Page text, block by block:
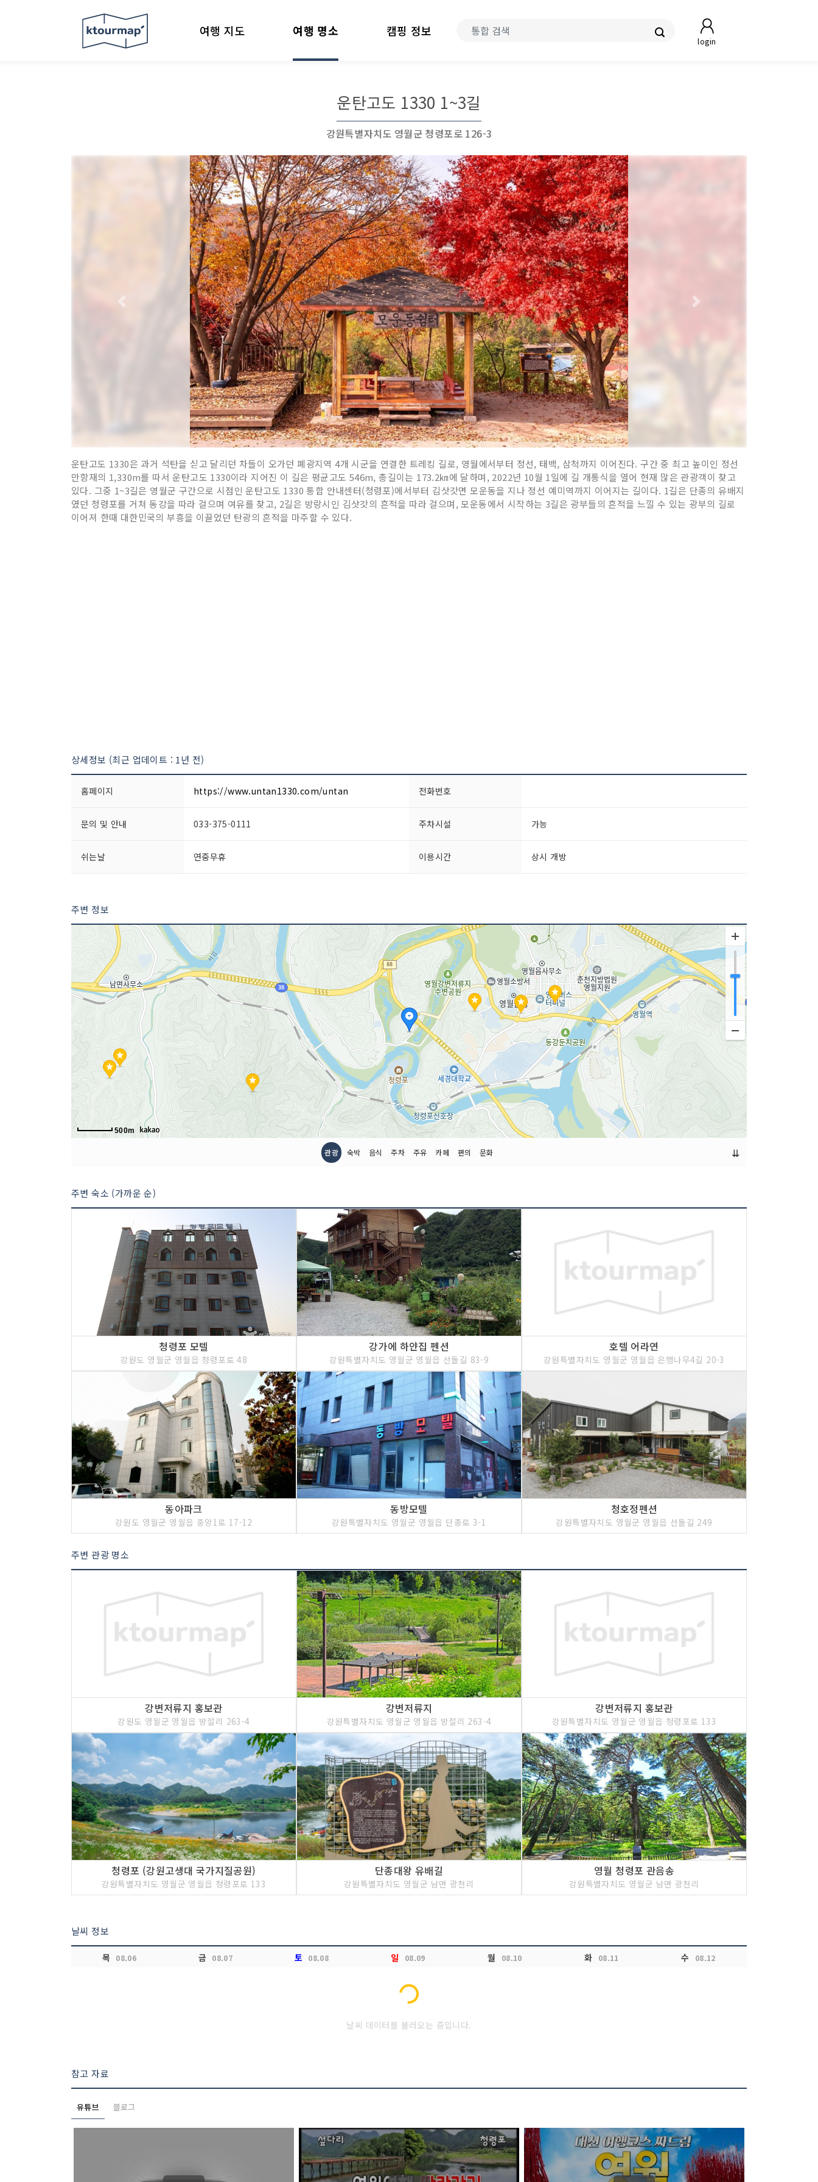
login
여행 지도 여행 명소 캠핑 정보
운탄고도 1330 1~3길
강원특별자치도 영월군 청령포로 126-3
운탄고도 1330은 과거 석탄을 싣고 달리던 차들이 오가던 폐광지역 4개 시군을 연결한 트레킹 길로, 영월에서부터 정선, 태백, 삼척까지 이어진다. 구간 중 최고 높이인 정선
만항재의 1,330m를 따서 운탄고도 1330이라 지어진 이 길은 평균고도 546m, 총길이는 173.2㎞에 달하며, 2022년 10월 1일에 길 개통식을 열어 현재 많은 관광객이 찾고
있다. 그중 1~3길은 영월군 구간으로 시점인 운탄고도 1330 통합 안내센터(청령포)에서부터 김삿갓면 모운동을 지나 정선 예미역까지 이어지는 길이다. 1길은 단종의 유배지
였던 청령포를 거쳐 동강을 따라 걸으며 여유를 찾고, 2길은 방랑시인 김삿갓의 흔적을 따라 걸으며, 모운동에서 시작하는 3길은 광부들의 흔적을 느낄 수 있는 광부의 길로
이어져 한때 대한민국의 부흥을 이끌었던 탄광의 흔적을 마주할 수 있다.
상세정보 (최근 업데이트 : 1년 전)
홈페이지 https://www.untan1330.com/untan 전화번호
문의 및 안내 033-375-0111 주차시설 가능
쉬는날 연중무휴 이용시간 상시 개방
주변 정보
500m
관광 숙박 음식 주차 주유 카페 편의 문화 ⇊
주변 숙소 (가까운 순)
청령포 모텔
강원도 영월군 영월읍 청령포로 48
강가에 하얀집 펜션
강원특별자치도 영월군 영월읍 선돌길 83-9
호텔 어라연
강원특별자치도 영월군 영월읍 은행나무4길 20-3
동아파크
강원도 영월군 영월읍 중앙1로 17-12
동방모텔
강원특별자치도 영월군 영월읍 단종로 3-1
청호정펜션
강원특별자치도 영월군 영월읍 선돌길 249
주변 관광 명소
강변저류지 홍보관
강원도 영월군 영월읍 방절리 263-4
강변저류지
강원특별자치도 영월군 영월읍 방절리 263-4
강변저류지 홍보관
강원특별자치도 영월군 영월읍 청령포로 133
청령포 (강원고생대 국가지질공원)
강원특별자치도 영월군 영월읍 청령포로 133
단종대왕 유배길
강원특별자치도 영월군 남면 광천리
영월 청령포 관음송
강원특별자치도 영월군 남면 광천리
날씨 정보
목 08.06 금 08.07 토 08.08 일 08.09 월 08.10 화 08.11 수 08.12
Loading...
날씨 데이터를 불러오는 중입니다.
참고 자료
유튜브 블로그